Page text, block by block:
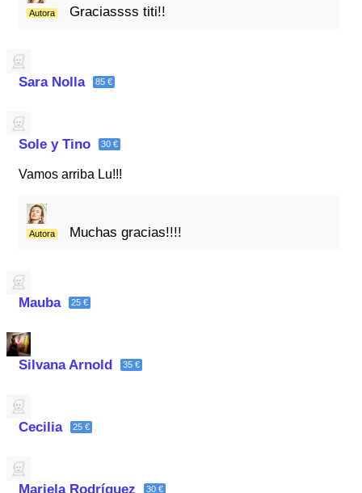
Autora Graciassss titi!!
Sara Nolla 85 €
Sole y Tino 30 €
Vamos arriba Lu!!!
Autora Muchas gracias!!!!
Mauba 25 €
Silvana Arnold 35 €
Cecilia 25 €
Mariela Rodríguez 30 €